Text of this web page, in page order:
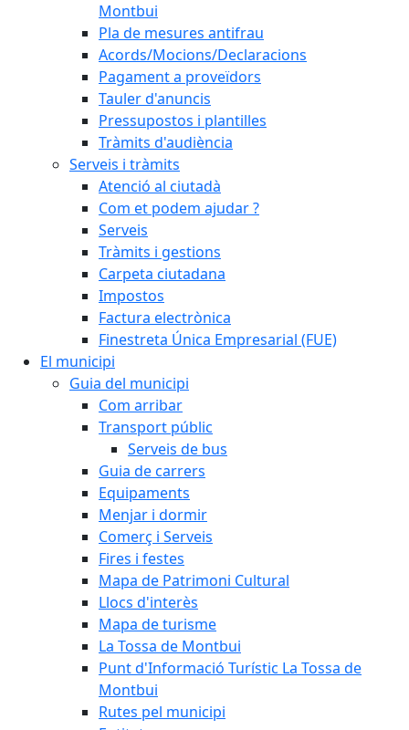
Montbui
Pla de mesures antifrau
Acords/Mocions/Declaracions
Pagament a proveïdors
Tauler d'anuncis
Pressupostos i plantilles
Tràmits d'audiència
Serveis i tràmits
Atenció al ciutadà
Com et podem ajudar ?
Serveis
Tràmits i gestions
Carpeta ciutadana
Impostos
Factura electrònica
Finestreta Única Empresarial (FUE)
El municipi
Guia del municipi
Com arribar
Transport públic
Serveis de bus
Guia de carrers
Equipaments
Menjar i dormir
Comerç i Serveis
Fires i festes
Mapa de Patrimoni Cultural
Llocs d'interès
Mapa de turisme
La Tossa de Montbui
Punt d'Informació Turístic La Tossa de
Montbui
Rutes pel municipi